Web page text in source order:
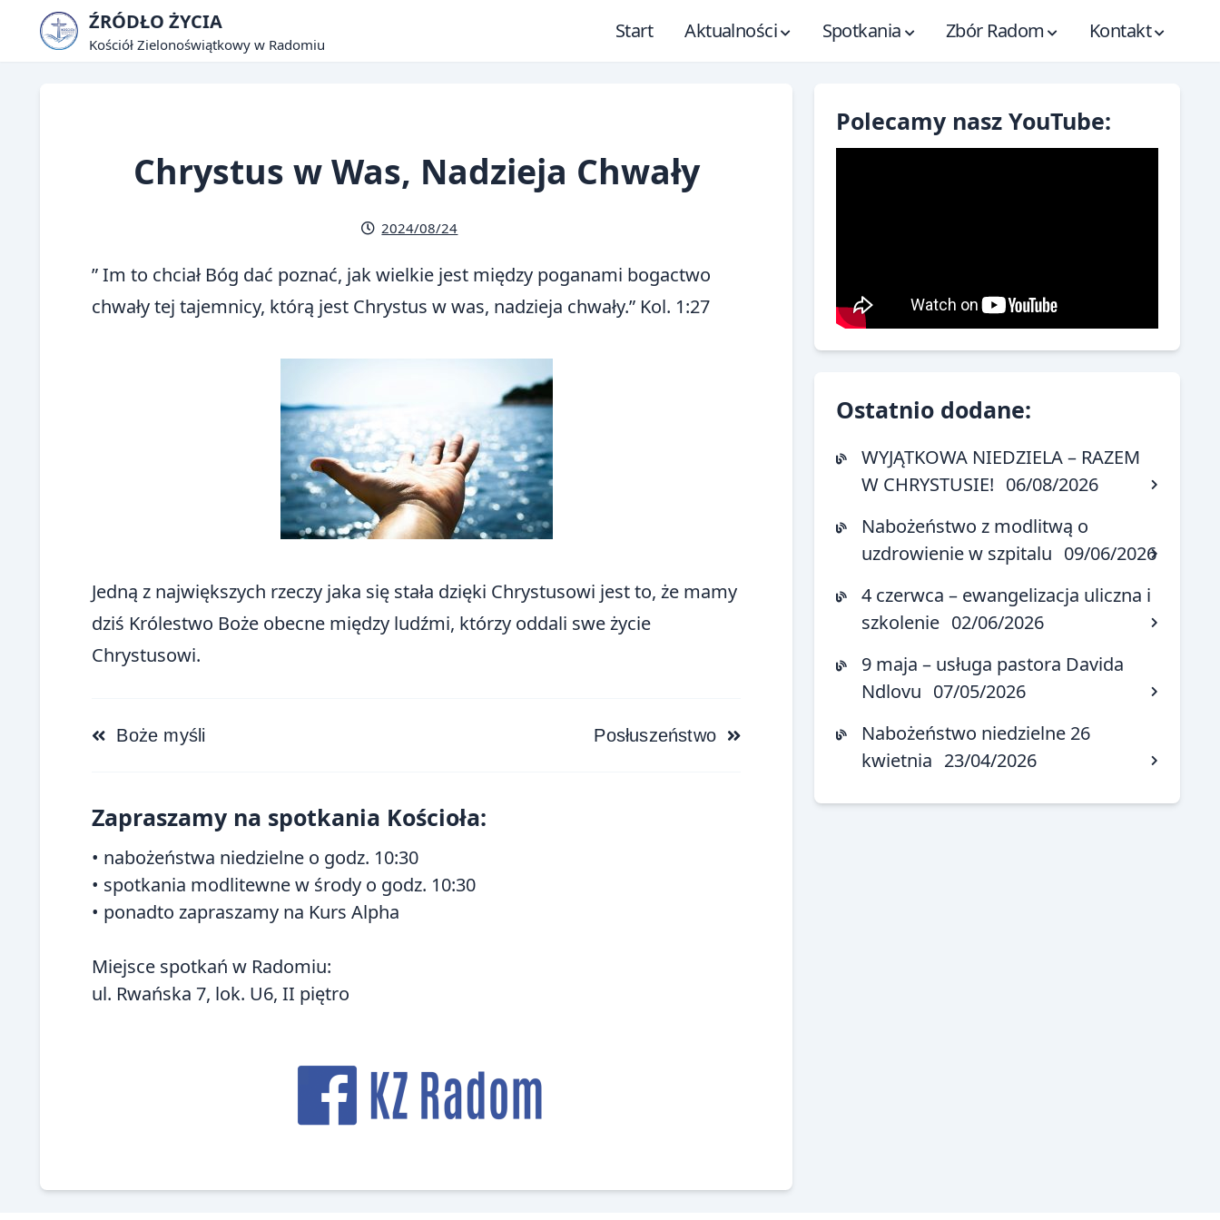
ŹRÓDŁO ŻYCIA
Kościół Zielonoświątkowy w Radomiu
Start Aktualności Spotkania Zbór Radom Kontakt
Chrystus w Was, Nadzieja Chwały
2024/08/24
” Im to chciał Bóg dać poznać, jak wielkie jest między poganami bogactwo
chwały tej tajemnicy, którą jest Chrystus w was, nadzieja chwały.” Kol. 1:27
Jedną z największych rzeczy jaka się stała dzięki Chrystusowi jest to, że mamy
dziś Królestwo Boże obecne między ludźmi, którzy oddali swe życie
Chrystusowi.
<span
screen-
text">Page</span>
Boże myśli Posłuszeństwo
Zapraszamy na spotkania Kościoła:
• nabożeństwa niedzielne o godz. 10:30
• spotkania modlitewne w środy o godz. 10:30
• ponadto zapraszamy na Kurs Alpha
Miejsce spotkań w Radomiu:
ul. Rwańska 7, lok. U6, II piętro
Polecamy nasz YouTube:
Ostatnio dodane:
WYJĄTKOWA NIEDZIELA – RAZEM
W CHRYSTUSIE! 06/08/2026
Nabożeństwo z modlitwą o
uzdrowienie w szpitalu 09/06/2026
4 czerwca – ewangelizacja uliczna i
szkolenie 02/06/2026
9 maja – usługa pastora Davida
Ndlovu 07/05/2026
Nabożeństwo niedzielne 26
kwietnia 23/04/2026